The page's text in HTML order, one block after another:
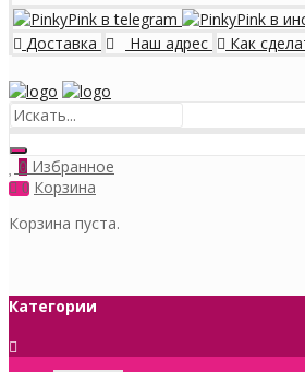
Доставка Наш адрес Как
Меню
0 Избранное
0 Корзина
Корзина пуста.
Категории